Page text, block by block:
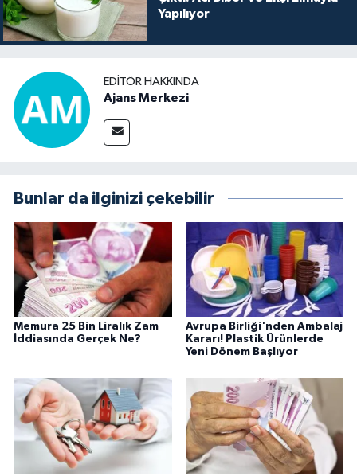
Yapılıyor
EDITÖR HAKKINDA
Ajans Merkezi
Bunlar da ilginizi çekebilir
Memura 25 Bin Liralık Zam
İddiasında Gerçek Ne?
Avrupa Birliği'nden Ambalaj
Kararı! Plastik Ürünlerde
Yeni Dönem Başlıyor